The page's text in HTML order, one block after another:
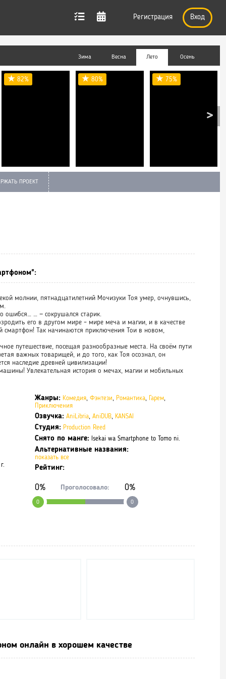
Регистрация Вход
Зима Весна Лето Осень
82% 80% 75%
ПРОЕКТ
молнии, пятнадцатилетний Мочизуки Тоя умер, очнувшись,
ошибся… … — сокрушался старик.
его в другом мире – мире меча и магии, и в качестве
смартфон! Так начинаются приключения Тои в новом,
путешествие, посещая разнообразные места. На своём пути
важных товарищей, и до того, как Тоя осознал, он
наследие древней цивилизации!
Увлекательная история о мечах, магии и мобильных
Жанры: Комедия, Фэнтези, Романтика, Гарем,
Приключения
Озвучка: AniLibria, AniDUB, KANSAI
Студия: Production Reed
Снято по манге: Isekai wa Smartphone to Tomo ni.
Альтернативные названия:
показать все
Рейтинг:
0
0% Проголосовало:
0
0%
онлайн в хорошем качестве